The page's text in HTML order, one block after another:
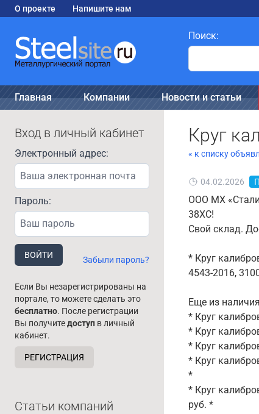
О проекте Напишите нам
Поиск:
Главная Компании Новости и статьи
Вход в личный кабинет
Электронный адрес:
Пароль:
ВОЙТИ Забыли пароль?
Если Вы незарегистрированы на
портале, то можете сделать это
бесплатно. После регистрации
Вы получитедоступ в личный
кабинет.
РЕГИСТРАЦИЯ
Статьи компаний
Круг
« к списку
04.02.2026
ООО МХ «Стали
38ХС!
Свой склад.
* Круг
4543-2016,
Еще из
* Круг
* Круг
* Круг
* Круг
*
* Круг
руб. *